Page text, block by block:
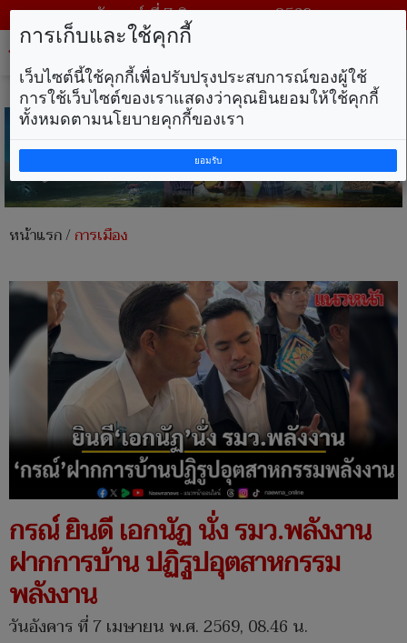
วันศุกร์ ที่ 7 สิงหาคม พ.ศ. 2569
หน้าแรก/การเมือง
กรณ์ ยินดี เอกนัฏ นั่ง รมว.พลังงาน
ฝากการบ้าน ปฏิรูปอุตสาหกรรม
พลังงาน
วันอังคาร ที่ 7 เมษายน พ.ศ. 2569, 08.46 น.
การเก็บและใช้คุกกี้
เว็บไซต์นี้ใช้คุกกี้เพื่อปรับปรุงประสบการณ์ของผู้ใช้
การใช้เว็บไซต์ของเราแสดงว่าคุณยินยอมให้ใช้คุกกี้
ทั้งหมดตามนโยบายคุกกี้ของเรา
ยอมรับ